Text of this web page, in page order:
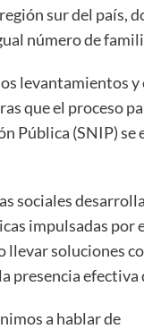
sur del país,
número de
levantamientos y
que el proceso
Pública (SNIP) se
sociales
impulsadas por
soluciones
presencia efectiva
a hablar de